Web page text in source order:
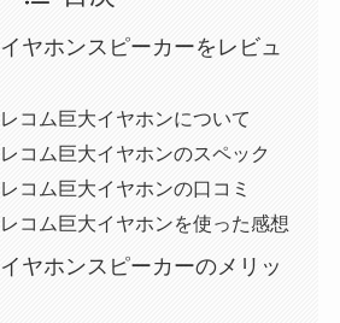
ヤホンスピーカーをレビュ
コム巨大イヤホンについて
コム巨大イヤホンのスペック
コム巨大イヤホンの口コミ
コム巨大イヤホンを使った感想
ヤホンスピーカーのメリッ